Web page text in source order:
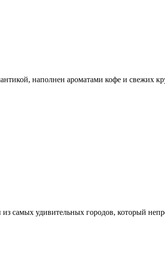
наполнен ароматами кофе и свежих
самых удивительных городов, который